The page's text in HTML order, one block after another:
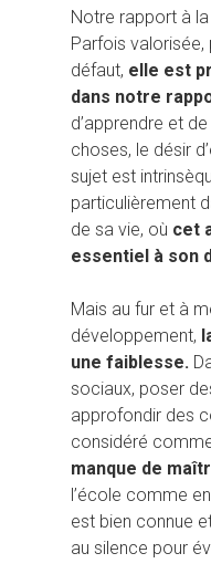
Notre rapport à
Parfois
défaut, elle est
dans notre
d’apprendre et
choses, le désir
sujet est
particulièrement
de sa vie, où cet
essentiel à son
Mais au fur et à
développement,
une faiblesse.
sociaux, poser
approfondir des
considéré
manque de
l’école comme
est bien connue
au silence pour